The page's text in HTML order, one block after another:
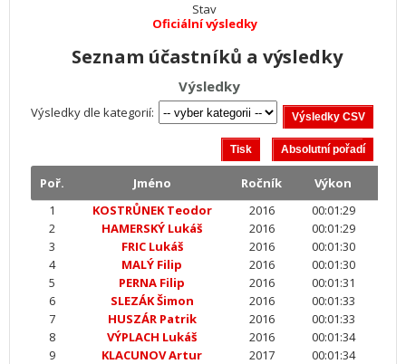
Stav
Oficiální výsledky
Seznam účastníků a výsledky
Výsledky
Výsledky dle kategorií:
Poř. Jméno Ročník
Výkon
1
KOSTRŮNEK Teodor 2016
00:01:29
2
HAMERSKÝ Lukáš 2016
00:01:29
3
FRIC Lukáš 2016
00:01:30
4
MALÝ Filip 2016
00:01:30
5
PERNA Filip 2016
00:01:31
6
SLEZÁK Šimon 2016
00:01:33
7
HUSZÁR Patrik 2016
00:01:33
8
VÝPLACH Lukáš 2016
00:01:34
9
KLACUNOV Artur 2017
00:01:34